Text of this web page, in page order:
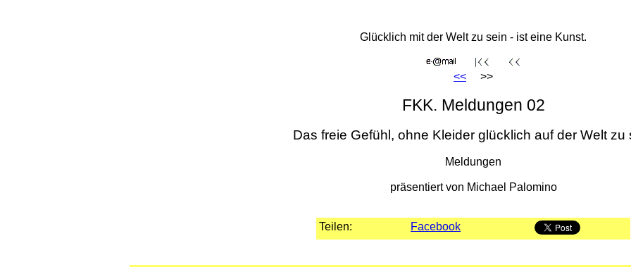
Glücklich mit der Welt zu sein - ist eine Kunst.
<< >>
FKK. Meldungen 02
Das freie Gefühl, ohne Kleider glücklich auf der Welt zu
Meldungen
präsentiert von Michael Palomino
Teilen: Facebook